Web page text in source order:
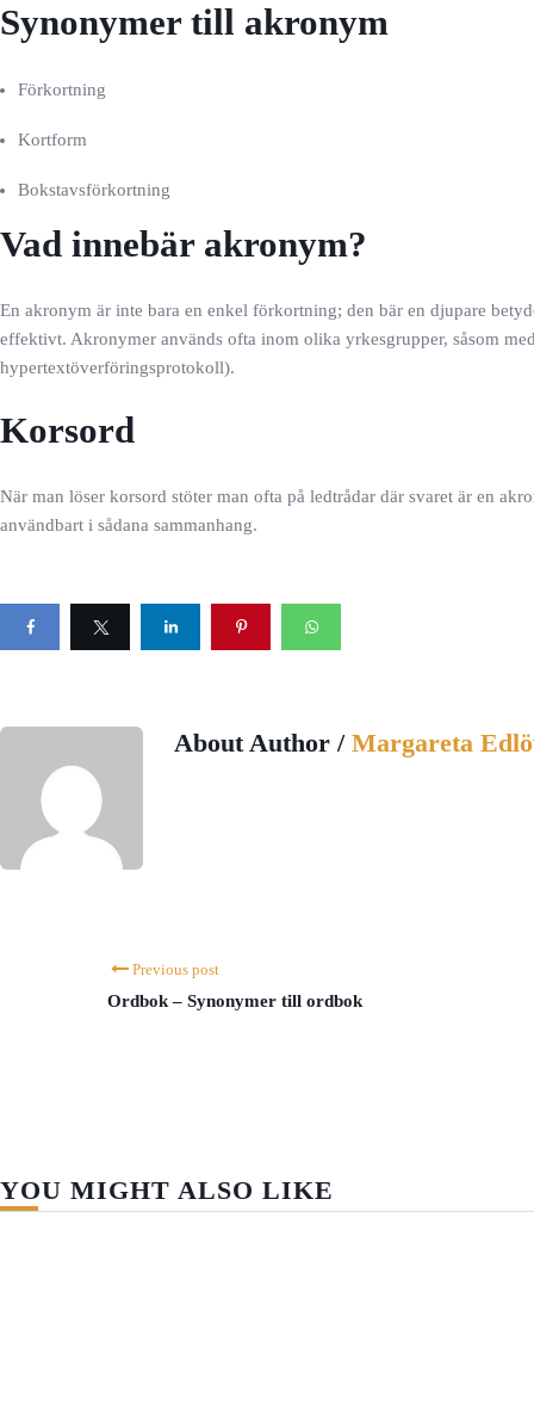
Synonymer till akronym
Förkortning
Kortform
Bokstavsförkortning
Vad innebär akronym?
En akronym är inte bara en enkel förkortning; den bär en djupare
effektivt. Akronymer används ofta inom olika yrkesgrupper, såsom
hypertextöverföringsprotokoll).
Korsord
När man löser korsord stöter man ofta på ledtrådar där svaret är en
användbart i sådana sammanhang.
About Author / Margareta
Previous post
Ordbok – Synonymer till ordbok
YOU MIGHT ALSO LIKE